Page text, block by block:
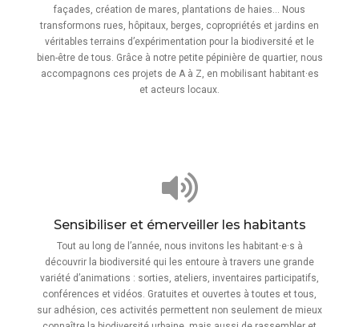
façades, création de mares, plantations de haies… Nous
transformons rues, hôpitaux, berges, copropriétés et jardins en
véritables terrains d’expérimentation pour la biodiversité et le
bien-être de tous. Grâce à notre petite pépinière de quartier, nous
accompagnons ces projets de A à Z, en mobilisant habitant·es
et acteurs locaux.
Sensibiliser et émerveiller les habitants
Tout au long de l’année, nous invitons les habitant·e·s à
découvrir la biodiversité qui les entoure à travers une grande
variété d’animations : sorties, ateliers, inventaires participatifs,
conférences et vidéos. Gratuites et ouvertes à toutes et tous,
sur adhésion, ces activités permettent non seulement de mieux